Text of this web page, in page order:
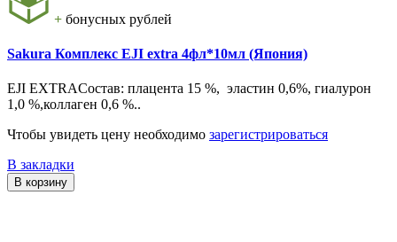
+ бонусных рублей
Sakura Комплекс EJI extra 4фл*10мл (Япония)
EJI EXTRAСостав: плацента 15 %, эластин 0,6%, гиалурон
1,0 %,коллаген 0,6 %..
Чтобы увидеть цену необходимо зарегистрироваться
В закладки
В корзину